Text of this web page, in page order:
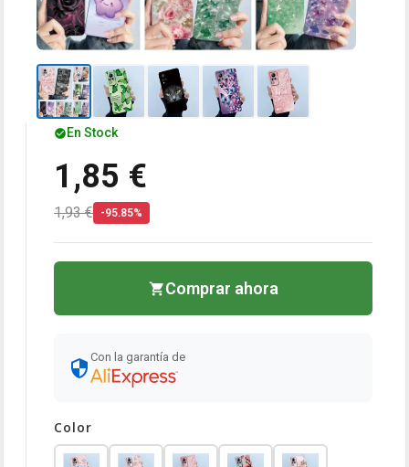
En Stock
1,85 €
1,93 € -95.85%
Comprar ahora
Con la garantía de
Color